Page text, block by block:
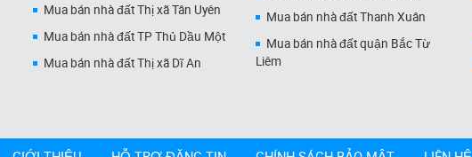
Mua bán nhà đất Thị xã Tân Uyên
Mua bán nhà đất TP Thủ Dầu Một
Mua bán nhà đất Thị xã Dĩ An
Mua bán nhà đất Thanh Xuân
Mua bán nhà đất quận Bắc Từ
Liêm